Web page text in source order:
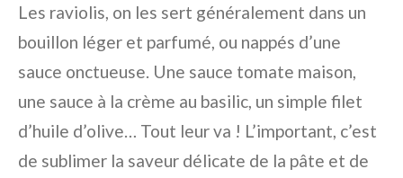
Les raviolis, on les sert généralement dans un
bouillon léger et parfumé, ou nappés d’une
sauce onctueuse. Une sauce tomate maison,
une sauce à la crème au basilic, un simple filet
d’huile d’olive… Tout leur va ! L’important, c’est
de sublimer la saveur délicate de la pâte et de